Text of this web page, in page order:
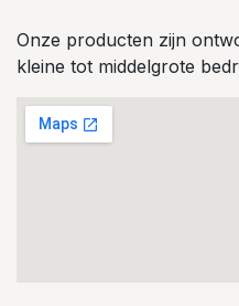
Onze producten zijn
kleine tot middelgrote